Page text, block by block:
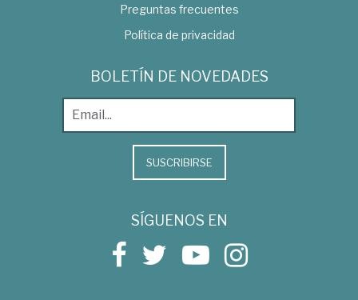
Preguntas frecuentes
Política de privacidad
BOLETÍN DE NOVEDADES
SUSCRIBIRSE
SÍGUENOS EN